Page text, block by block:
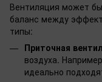
Вентиляция может
баланс между
типы:
Приточная
воздуха.
идеально